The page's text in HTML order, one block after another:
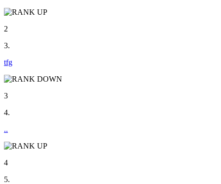
2
3.
tfg
3
4.
..
4
5.